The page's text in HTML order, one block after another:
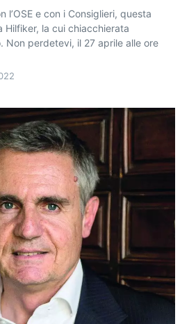
l’OSE e con i Consiglieri, questa
Hilfiker, la cui chiacchierata
Non perdetevi, il 27 aprile alle ore